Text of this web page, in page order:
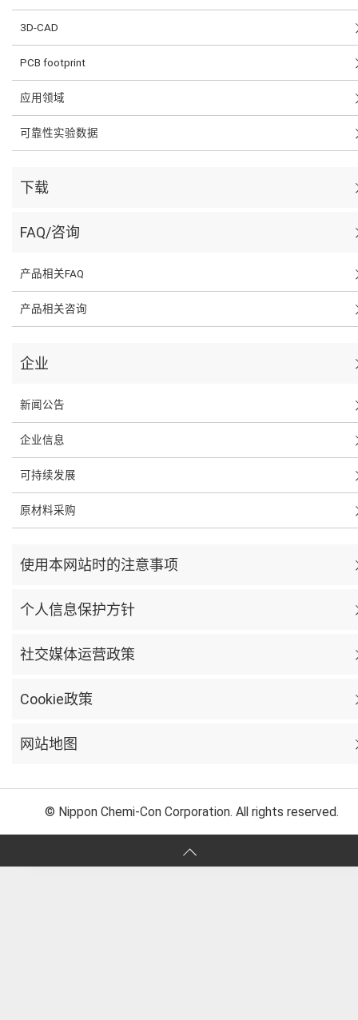
3D-CAD
PCB footprint
应用领域
可靠性实验数据
下载
FAQ/咨询
产品相关FAQ
产品相关咨询
企业
新闻公告
企业信息
可持续发展
原材料采购
使用本网站时的注意事项
个人信息保护方针
社交媒体运营政策
Cookie政策
网站地图
© Nippon Chemi-Con Corporation. All rights reserved.